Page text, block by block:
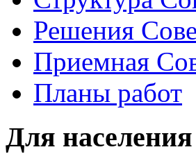
Решения
Приемная
Планы работ
Для населения